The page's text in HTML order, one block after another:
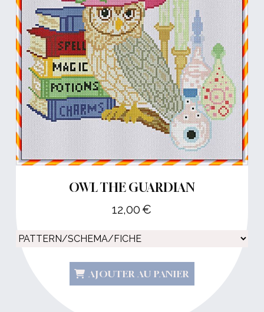
OWL THE GUARDIAN
12,00€
AJOUTER AU PANIER